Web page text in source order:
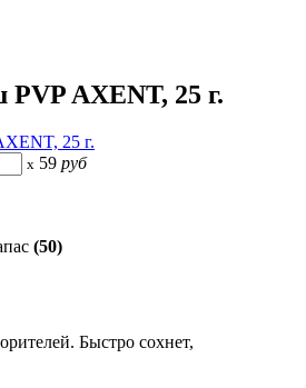
AXENT, 25 г.
x 59 руб
(50)
Быстро сохнет,